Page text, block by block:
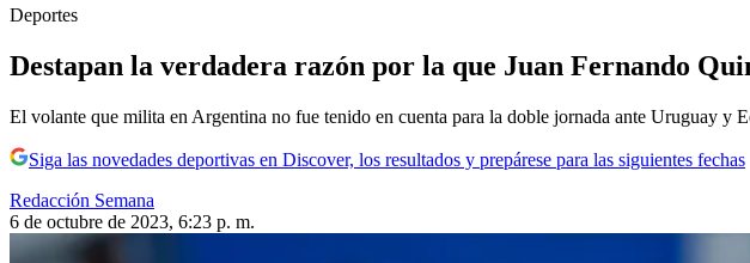
Deportes
Destapan la verdadera razón por la que Juan Fernando
El volante que milita en Argentina no fue tenido en cuenta para la doble jornada ante Uruguay y
Siga las novedades deportivas en Discover, los resultados y prepárese para las siguientes fechas
Redacción Semana
6 de octubre de 2023, 6:23 p. m.